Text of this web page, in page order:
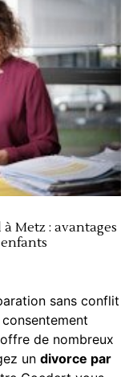
Metz : avantages
sans conflit
de nombreux
un divorce par